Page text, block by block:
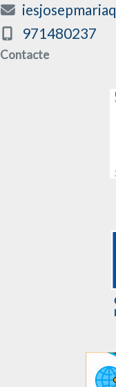
971480237
Contacte